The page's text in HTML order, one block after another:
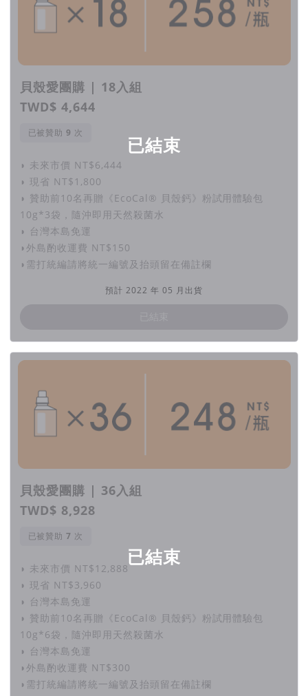
媽媽寶寶 mombaby ►► 回收貝殼鈣、牛奶瓶的零廢棄洗衣
精！減少水汙染、延長衣服壽命，貝殼鈣循環洗衣精募資上線
鏡傳媒 ►►製程0廢棄回收黃金蜆殼再利用 貝殼鈣循環洗衣
自由時報電子報►►
精」永續循環秘辛
體驗者真實回饋好評不斷
回饋，將「貝殼鈣循環洗衣精」發展為卓越、安心而高效的產
品。
很喜歡❤️❤️這用了感覺超好 !』
『很神奇….昨天，我們家第一次用這瓶環保洗衣精，因為天氣
舊T恤竟然手感變得超級軟，有cashmere的錯覺!決心連續試幾
『實際使用的心得是洗得很乾淨（以前有時候用其他洗衣精，沒
掌握好份量時，洗完摸起來還是會有一點點黏膩感）；味道也很
清新（淡淡的甜橙味，而且是有機精油，一直都不太喜歡很濃烈
的香精味），衣服穿在身上很安心，對土地也很友善，就覺得很
有意義❤️❤️❤️』
『洗完衣服有被太陽曬過的觸感與味道。用量很少，荷包與良知
都安心。』
『洗衣精是透明的，散發淡淡的柑橘香氣（個人私心希望以後可
以和無包裝店結合推出refill！）因為一件衣服的碳排放量，
70%是在使用階段產生的。至少在清潔的過程中所製造的污染
能減少（我個人對環保的原則就是能做多少是多少）衣服穿得
已結束
貝殼愛團購 | 18入組
TWD$ 4,644
已被贊助 次
◗ 未來市價 NT$6,444
◗ 現省 NT$1,800
◗ 贊助前10名再贈《EcoCal® 貝殼鈣》粉試用體驗包
10g*3袋，隨沖即用天然殺菌水
◗ 台灣本島免運
◗外島酌收運費 NT$150
◗需打統編請將統一編號及抬頭留在備註欄
預計 2022 年 05 月出貨
已結束
貝殼愛團購 | 36入組
TWD$ 8,928
已被贊助 次
◗ 未來市價 NT$12,888
◗ 現省 NT$3,960
◗ 台灣本島免運
◗ 贊助前10名再贈《EcoCal® 貝殼鈣》粉試用體驗包
10g*6袋，隨沖即用天然殺菌水
◗ 台灣本島免運
◗外島酌收運費 NT$300
◗需打統編請將統一編號及抬頭留在備註欄